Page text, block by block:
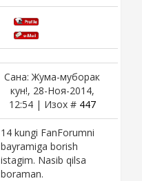
Сана: Жума-муборак
кун!, 28-Ноя-2014,
12:54 | Изох # 447
14 kungi FanForumni
bayramiga borish
istagim. Nasib qilsa
boraman.